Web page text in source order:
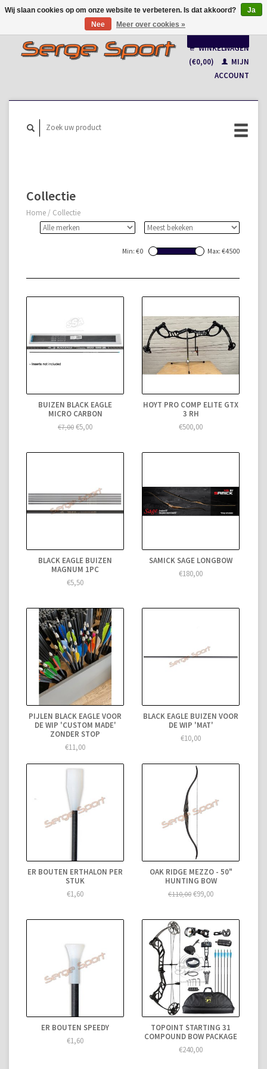
Français
WINKELWAGEN
(€0,00)
MIJN
ACCOUNT
Collectie
Home / Collectie
Min: €0 Max: €4500
BUIZEN BLACK EAGLE
MICRO CARBON
€7,00 €5,00
HOYT PRO COMP ELITE GTX
3 RH
€500,00
BLACK EAGLE BUIZEN
MAGNUM 1PC
€5,50
SAMICK SAGE LONGBOW
€180,00
PIJLEN BLACK EAGLE VOOR
DE WIP 'CUSTOM MADE'
ZONDER STOP
€11,00
BLACK EAGLE BUIZEN VOOR
DE WIP 'MAT'
€10,00
ER BOUTEN ERTHALON PER
STUK
€1,60
OAK RIDGE MEZZO - 50"
HUNTING BOW
€110,00 €99,00
ER BOUTEN SPEEDY
€1,60
TOPOINT STARTING 31
COMPOUND BOW PACKAGE
€240,00
Wij slaan cookies op om onze website te verbeteren. Is dat akkoord?
Ja
Nee
Meer over cookies »